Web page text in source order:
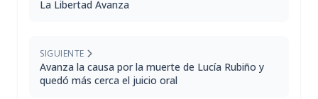
La Libertad Avanza
SIGUIENTE
Avanza la causa por la muerte de Lucía Rubiño y
quedó más cerca el juicio oral